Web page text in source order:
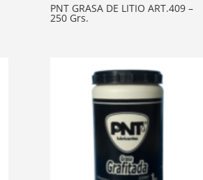
PNT GRASA DE LITIO ART.409 –
250 Grs.